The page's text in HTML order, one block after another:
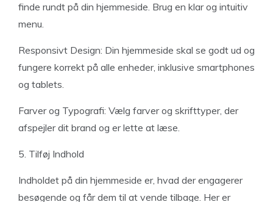
finde rundt på din hjemmeside. Brug en klar og intuitiv
menu.
Responsivt Design: Din hjemmeside skal se godt ud og
fungere korrekt på alle enheder, inklusive smartphones
og tablets.
Farver og Typografi: Vælg farver og skrifttyper, der
afspejler dit brand og er lette at læse.
5. Tilføj Indhold
Indholdet på din hjemmeside er, hvad der engagerer
besøgende og får dem til at vende tilbage. Her er